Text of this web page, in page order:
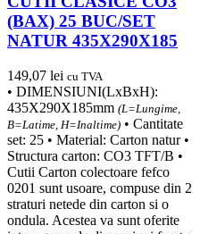
(BAX) 25 BUC/SET
NATUR 435X290X185
149,07 lei cu TVA
• DIMENSIUNI(LxBxH):
435X290X185mm (L=Lungime,
B=Latime, H=Inaltime) • Cantitate
set: 25 • Material: Carton natur •
Structura carton: CO3 TFT/B •
Cutii Carton colectoare fefco
0201 sunt usoare, compuse din 2
straturi netede din carton si o
ondula. Acestea va sunt oferite